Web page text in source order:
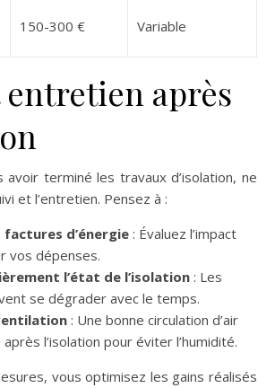
150-300 € Variable
entretien après
avoir terminé les travaux d’isolation, ne
et l’entretien. Pensez à :
d’énergie : Évaluez l’impact
vos dépenses.
l’état de l’isolation : Les
se dégrader avec le temps.
: Une bonne circulation d’air
l’isolation pour éviter l’humidité.
vous optimisez les gains réalisés